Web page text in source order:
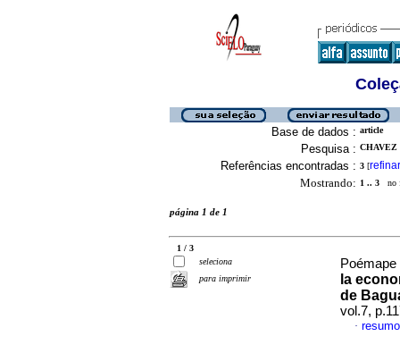
Base de dados : article
Pesquisa :
Referências encontradas : 3 [refinar
Mostrando: 1 .. 3 no
página 1 de 1
1 / 3
seleciona
para imprimir
la
de
vol.7,
·